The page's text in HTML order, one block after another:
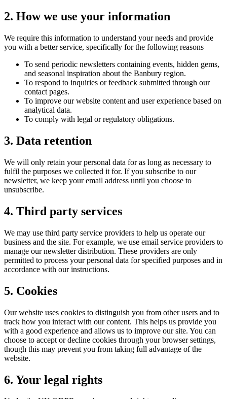
2. How we use your information​​​​‌ ‍ ​‍​‍‌‍ ‌ ​‍‌‍‍‌‌‍‌ ‌‍‍‌‌‍ ‍​‍​‍​ ‍‍​‍​‍‌ ​ ‌‍​‌‌‍ ‍‌‍‍‌‌ ‌​‌ ‍‌​‍ ‍‌‍‍‌‌‍ ​‍​‍​‍ ​​‍​‍‌‍‍​‌ ​‍‌‍‌‌‌‍‌‍​‍​‍​ ‍‍​‍​‍‌‍‍​‌ ‌​‌ ‌​‌ ​​​ ‍‍​‍ ​‍ ‌‍ ​‌‍ ‌‍​ ‌‍​‌‌‍ ​‌‍‍​‌‍ ‌ ​ ‌ ‌​​ ‍‍​ ​ ​ ​ ​ ​ ​ ​ ​‍ ‌‍‍‌‌‍ ‍‌ ‌​‌‍‌‌‌‍ ‍‌ ‌​​‍ ‌‍‌‌‌‍‌​‌‍‍‌‌ ‌​​‍ ‌‍ ‌‌‍ ‌‍‌​‌‍‌‌​ ‌‌ ​​‌ ​‍‌‍‌‌‌ ​ ‌‍‌‌‌‍ ‍‌ ‌​‌‍​‌‌ ‌​‌‍‍‌‌‍ ‌‍ ‍​ ‍ ‌‍‍‌‌‍‌​​ ‌​ ​‌‌‍‌​​ ​‌​ ​​‌‍​ ‌‍‌​​ ‍​​ ‌‍​‍ ‌‌‍​‌​ ‌‍​ ​ ​ ​‌​‍ ‌​ ‌​‌‍‌‍‌‍​‍​ ​‌​‍ ‌‌‍​‌​ ‌​‌‍‌‌‌‍‌​​‍ ‌​ ​‌​ ‌ ‌‍​‌​ ​‍‌‍​‌​ ​​​ ‌ ‌‍‌‍‌‍​‌​ ‌​​ ​​‌‍​‍​ ‍ ‌ ‌​‌ ‍‌‌ ​​‌‍‌‌​ ‌‌‍ ​‌‍‌‌‌‍‌ ‌‍​‌‌‍ ​‌‌​​‌‍​‌‌‍‌ ‌‍‌‌​ ‍ ‌ ​​‌‍​‌‌ ‌​‌‍‍​​ ‌‌‍​ ‌‍ ‌‍ ‍‌ ‌​‌‍‌‌‌‍ ‍‌ ‌​​‍‌‌​ ‌‌‌​​‍‌‌ ‌‍‍ ‌‍‌‌‌ ‍‌​‍‌‌​ ​ ‌​‌​​‍‌‌​ ​ ‌​‌​​‍‌‌​ ​‍​ ​‍​ ​​‌‍‌​‌‍‌​​ ‌‍​ ‍‌‌‍​ ​ ‌‌​ ‍​​ ‍‌​ ​ ​ ​‌​ ‌ ​‍‌‌​ ​‍​ ​‍​‍‌‌​ ‌‌‌​‌​​‍ ‍‌‍​ ‌‍‍​‌‍‍‌‌‍ ​‌‍‌​‌ ​‍‌‍‌‌‌‍ ‍​‍‌‌​ ‌‌‌​​‍‌‌ ‌‍‍ ‌‍‌‌‌ ‍‌​‍‌‌​ ​ ‌​‌​​‍‌‌​ ​ ‌​‌​​‍‌‌​ ​‍​ ​‍​ ‌‌‌‍​ ​ ‌‍​ ​‍​ ​ ‌‍‌​‌‍​‍​ ‍​​ ‌ ‌‍‌‌​ ‌‍‌‍‌‍​‍‌‌​ ​‍​ ​‍​‍‌‌​ ‌‌‌​‌​​‍ ‍‌ ‌​‌‍‌‌‌ ‍​‌ ‌​​ ‌‍​‍‌‍​‌‌ ​ ‌‍‌‌‌‌‌‌‌ ​‍‌‍ ​​ ‌‌‍‍​‌ ‌​‌ ‌​‌ ​​​‍‌‌​ ​ ‌​​‌​‍‌‌​ ​‍‌​‌‍​‍‌‌​ ​‍‌​‌‍‌‍ ​‌‍ ‌‍​ ‌‍​‌‌‍ ​‌‍‍​‌‍ ‌ ​ ‌ ‌​​‍‌‌​ ​ ‌​​‌​ ​ ​ ​ ​ ​ ​ ​ ​‍‌‍‌‍‍‌‌‍‌​​ ‌​ ​‌‌‍‌​​ ​‌​ ​​‌‍​ ‌‍‌​​ ‍​​ ‌‍​‍ ‌‌‍​‌​ ‌‍​ ​ ​ ​‌​‍ ‌​ ‌​‌‍‌‍‌‍​‍​ ​‌​‍ ‌‌‍​‌​ ‌​‌‍‌‌‌‍‌​​‍ ‌​ ​‌​ ‌ ‌‍​‌​ ​‍‌‍​‌​ ​​​ ‌ ‌‍‌‍‌‍​‌​ ‌​​ ​​‌‍​‍​‍‌‍‌ ‌​‌ ‍‌‌ ​​‌‍‌‌​ ‌‌‍ ​‌‍‌‌‌‍‌ ‌‍​‌‌‍ ​‌‌​​‌‍​‌‌‍‌ ‌‍‌‌​‍‌‍‌ ​​‌‍​‌‌ ‌​‌‍‍​​ ‌‌‍​ ‌‍ ‌‍ ‍‌ ‌​‌‍‌‌‌‍ ‍‌ ‌​​‍‌‌​ ‌‌‌​​‍‌‌ ‌‍‍ ‌‍‌‌‌ ‍‌​‍‌‌​ ​ ‌​‌​​‍‌‌​ ​ ‌​‌​​‍‌‌​ ​‍​ ​‍​ ​​‌‍‌​‌‍‌​​ ‌‍​ ‍‌‌‍​ ​ ‌‌​ ‍​​ ‍‌​ ​ ​ ​‌​ ‌ ​‍‌‌​ ​‍​ ​‍​‍‌‌​ ‌‌‌​‌​​‍ ‍‌‍​ ‌‍‍​‌‍‍‌‌‍ ​‌‍‌​‌ ​‍‌‍‌‌‌‍ ‍​‍‌‌​ ‌‌‌​​‍‌‌ ‌‍‍ ‌‍‌‌‌ ‍‌​‍‌‌​ ​ ‌​‌​​‍‌‌​ ​ ‌​‌​​‍‌‌​ ​‍​ ​‍​ ‌‌‌‍​ ​ ‌‍​ ​‍​ ​ ‌‍‌​‌‍​‍​ ‍​​ ‌ ‌‍‌‌​ ‌‍‌‍‌‍​‍‌‌​ ​‍​ ​‍​‍‌‌​ ‌‌‌​‌​​‍ ‍‌ ‌​‌‍‌‌‌ ‍​‌ ‌​​‍‌‍‌ ​​‌‍‌‌‌ ​‍‌ ​ ‌ ​​‌‍‌‌‌‍​ ‌ ‌​‌‍‍‌‌ ‌‍‌‍‌‌​ ‌‌ ​​‌ ‌‌‌‍​‍‌‍ ​‌‍‍‌‌ ​ ‌‍‍​‌‍‌‌‌‍‌​​‍​‍‌ ‌
We require this information to understand your needs and provide
you with a better service, specifically for the following reasons​​​​‌ ‍ ​‍​‍‌‍ ‌ ​‍‌‍‍‌‌‍‌ ‌‍‍‌‌‍ ‍​‍​‍​ ‍‍​‍​‍‌ ​ ‌‍​‌‌‍ ‍‌‍‍‌‌ ‌​‌ ‍‌​‍ ‍‌‍‍‌‌‍ ​‍​‍​‍ ​​‍​‍‌‍‍​‌ ​‍‌‍‌‌‌‍‌‍​‍​‍​ ‍‍​‍​‍‌‍‍​‌ ‌​‌ ‌​‌ ​​​ ‍‍​‍ ​‍ ‌‍ ​‌‍ ‌‍​ ‌‍​‌‌‍ ​‌‍‍​‌‍ ‌ ​ ‌ ‌​​ ‍‍​ ​ ​ ​ ​ ​ ​ ​ ​‍ ‌‍‍‌‌‍ ‍‌ ‌​‌‍‌‌‌‍ ‍‌ ‌​​‍ ‌‍‌‌‌‍‌​‌‍‍‌‌ ‌​​‍ ‌‍ ‌‌‍ ‌‍‌​‌‍‌‌​ ‌‌ ​​‌ ​‍‌‍‌‌‌ ​ ‌‍‌‌‌‍ ‍‌ ‌​‌‍​‌‌ ‌​‌‍‍‌‌‍ ‌‍ ‍​ ‍ ‌‍‍‌‌‍‌​​ ‌​ ​‌‌‍‌​​ ​‌​ ​​‌‍​ ‌‍‌​​ ‍​​ ‌‍​‍ ‌‌‍​‌​ ‌‍​ ​ ​ ​‌​‍ ‌​ ‌​‌‍‌‍‌‍​‍​ ​‌​‍ ‌‌‍​‌​ ‌​‌‍‌‌‌‍‌​​‍ ‌​ ​‌​ ‌ ‌‍​‌​ ​‍‌‍​‌​ ​​​ ‌ ‌‍‌‍‌‍​‌​ ‌​​ ​​‌‍​‍​ ‍ ‌ ‌​‌ ‍‌‌ ​​‌‍‌‌​ ‌‌‍ ​‌‍‌‌‌‍‌ ‌‍​‌‌‍ ​‌‌​​‌‍​‌‌‍‌ ‌‍‌‌​ ‍ ‌ ​​‌‍​‌‌ ‌​‌‍‍​​ ‌‌‍​ ‌‍ ‌‍ ‍‌ ‌​‌‍‌‌‌‍ ‍‌ ‌​​‍‌‌​ ‌‌‌​​‍‌‌ ‌‍‍ ‌‍‌‌‌ ‍‌​‍‌‌​ ​ ‌​‌​​‍‌‌​ ​ ‌​‌​​‍‌‌​ ​‍​ ​‍​ ‌‍‌‍​‍​ ‍​​ ‌‍​ ​​​ ​‌‌‍‌‍​ ‌ ‌‍​ ‌‍‌​​ ​​​ ‍‌​‍‌‌​ ​‍​ ​‍​‍‌‌​ ‌‌‌​‌​​‍ ‍‌‍​ ‌‍‍​‌‍‍‌‌‍ ​‌‍‌​‌ ​‍‌‍‌‌‌‍ ‍​‍‌‌​ ‌‌‌​​‍‌‌ ‌‍‍ ‌‍‌‌‌ ‍‌​‍‌‌​ ​ ‌​‌​​‍‌‌​ ​ ‌​‌​​‍‌‌​ ​‍​ ​‍​ ​ ​ ​‍​ ‌ ​ ‌‌​ ​‍​ ​ ‌‍‌‍​ ​‌​ ‌‌​ ‌‍​ ​​‌‍‌‍​‍‌‌​ ​‍​ ​‍​‍‌‌​ ‌‌‌​‌​​‍ ‍‌ ‌​‌‍‌‌‌ ‍​‌ ‌​​ ‌‍​‍‌‍​‌‌ ​ ‌‍‌‌‌‌‌‌‌ ​‍‌‍ ​​ ‌‌‍‍​‌ ‌​‌ ‌​‌ ​​​‍‌‌​ ​ ‌​​‌​‍‌‌​ ​‍‌​‌‍​‍‌‌​ ​‍‌​‌‍‌‍ ​‌‍ ‌‍​ ‌‍​‌‌‍ ​‌‍‍​‌‍ ‌ ​ ‌ ‌​​‍‌‌​ ​ ‌​​‌​ ​ ​ ​ ​ ​ ​ ​ ​‍‌‍‌‍‍‌‌‍‌​​ ‌​ ​‌‌‍‌​​ ​‌​ ​​‌‍​ ‌‍‌​​ ‍​​ ‌‍​‍ ‌‌‍​‌​ ‌‍​ ​ ​ ​‌​‍ ‌​ ‌​‌‍‌‍‌‍​‍​ ​‌​‍ ‌‌‍​‌​ ‌​‌‍‌‌‌‍‌​​‍ ‌​ ​‌​ ‌ ‌‍​‌​ ​‍‌‍​‌​ ​​​ ‌ ‌‍‌‍‌‍​‌​ ‌​​ ​​‌‍​‍​‍‌‍‌ ‌​‌ ‍‌‌ ​​‌‍‌‌​ ‌‌‍ ​‌‍‌‌‌‍‌ ‌‍​‌‌‍ ​‌‌​​‌‍​‌‌‍‌ ‌‍‌‌​‍‌‍‌ ​​‌‍​‌‌ ‌​‌‍‍​​ ‌‌‍​ ‌‍ ‌‍ ‍‌ ‌​‌‍‌‌‌‍ ‍‌ ‌​​‍‌‌​ ‌‌‌​​‍‌‌ ‌‍‍ ‌‍‌‌‌ ‍‌​‍‌‌​ ​ ‌​‌​​‍‌‌​ ​ ‌​‌​​‍‌‌​ ​‍​ ​‍​ ‌‍‌‍​‍​ ‍​​ ‌‍​ ​​​ ​‌‌‍‌‍​ ‌ ‌‍​ ‌‍‌​​ ​​​ ‍‌​‍‌‌​ ​‍​ ​‍​‍‌‌​ ‌‌‌​‌​​‍ ‍‌‍​ ‌‍‍​‌‍‍‌‌‍ ​‌‍‌​‌ ​‍‌‍‌‌‌‍ ‍​‍‌‌​ ‌‌‌​​‍‌‌ ‌‍‍ ‌‍‌‌‌ ‍‌​‍‌‌​ ​ ‌​‌​​‍‌‌​ ​ ‌​‌​​‍‌‌​ ​‍​ ​‍​ ​ ​ ​‍​ ‌ ​ ‌‌​ ​‍​ ​ ‌‍‌‍​ ​‌​ ‌‌​ ‌‍​ ​​‌‍‌‍​‍‌‌​ ​‍​ ​‍​‍‌‌​ ‌‌‌​‌​​‍ ‍‌ ‌​‌‍‌‌‌ ‍​‌ ‌​​‍‌‍‌ ​​‌‍‌‌‌ ​‍‌ ​ ‌ ​​‌‍‌‌‌‍​ ‌ ‌​‌‍‍‌‌ ‌‍‌‍‌‌​ ‌‌ ​​‌ ‌‌‌‍​‍‌‍ ​‌‍‍‌‌ ​ ‌‍‍​‌‍‌‌‌‍‌​​‍​‍‌ ‌
To send periodic newsletters containing events, hidden gems,
and seasonal inspiration about the Banbury region.​​​​‌ ‍ ​‍​‍‌‍ ‌ ​‍‌‍‍‌‌‍‌ ‌‍‍‌‌‍ ‍​‍​‍​ ‍‍​‍​‍‌ ​ ‌‍​‌‌‍ ‍‌‍‍‌‌ ‌​‌ ‍‌​‍ ‍‌‍‍‌‌‍ ​‍​‍​‍ ​​‍​‍‌‍‍​‌ ​‍‌‍‌‌‌‍‌‍​‍​‍​ ‍‍​‍​‍‌‍‍​‌ ‌​‌ ‌​‌ ​​​ ‍‍​‍ ​‍ ‌‍ ​‌‍ ‌‍​ ‌‍​‌‌‍ ​‌‍‍​‌‍ ‌ ​ ‌ ‌​​ ‍‍​ ​ ​ ​ ​ ​ ​ ​ ​‍ ‌‍‍‌‌‍ ‍‌ ‌​‌‍‌‌‌‍ ‍‌ ‌​​‍ ‌‍‌‌‌‍‌​‌‍‍‌‌ ‌​​‍ ‌‍ ‌‌‍ ‌‍‌​‌‍‌‌​ ‌‌ ​​‌ ​‍‌‍‌‌‌ ​ ‌‍‌‌‌‍ ‍‌ ‌​‌‍​‌‌ ‌​‌‍‍‌‌‍ ‌‍ ‍​ ‍ ‌‍‍‌‌‍‌​​ ‌​ ​‌‌‍‌​​ ​‌​ ​​‌‍​ ‌‍‌​​ ‍​​ ‌‍​‍ ‌‌‍​‌​ ‌‍​ ​ ​ ​‌​‍ ‌​ ‌​‌‍‌‍‌‍​‍​ ​‌​‍ ‌‌‍​‌​ ‌​‌‍‌‌‌‍‌​​‍ ‌​ ​‌​ ‌ ‌‍​‌​ ​‍‌‍​‌​ ​​​ ‌ ‌‍‌‍‌‍​‌​ ‌​​ ​​‌‍​‍​ ‍ ‌ ‌​‌ ‍‌‌ ​​‌‍‌‌​ ‌‌‍ ​‌‍‌‌‌‍‌ ‌‍​‌‌‍ ​‌‌​​‌‍​‌‌‍‌ ‌‍‌‌​ ‍ ‌ ​​‌‍​‌‌ ‌​‌‍‍​​ ‌‌‍​ ‌‍ ‌‍ ‍‌ ‌​‌‍‌‌‌‍ ‍‌ ‌​​‍‌‌​ ‌‌‌​​‍‌‌ ‌‍‍ ‌‍‌‌‌ ‍‌​‍‌‌​ ​ ‌​‌​​‍‌‌​ ​ ‌​‌​​‍‌‌​ ​‍​ ​‍​ ‌​​ ​‍‌‍​ ​ ‌‌‌‍​ ​ ​ ‌‍‌‍​ ‌‍‌‍‌‍​ ‌​​ ‌‌‌‍‌‍​‍‌‌​ ​‍​ ​‍​‍‌‌​ ‌‌‌​‌​​‍ ‍‌‍​ ‌‍‍​‌‍‍‌‌‍ ​‌‍‌​‌ ​‍‌‍‌‌‌‍ ‍​‍‌‌​ ‌‌‌​​‍‌‌ ‌‍‍ ‌‍‌‌‌ ‍‌​‍‌‌​ ​ ‌​‌​​‍‌‌​ ​ ‌​‌​​‍‌‌​ ​‍​ ​‍‌‍‌‍‌‍​‍‌‍‌‌​ ​‍​ ‌ ‌‍​‌​ ‌​‌‍​ ‌‍‌‌‌‍​‌​ ‌‍​ ‍‌​‍‌‌​ ​‍​ ​‍​‍‌‌​ ‌‌‌​‌​​‍ ‍‌ ‌​‌‍‌‌‌ ‍​‌ ‌​​ ‌‍​‍‌‍​‌‌ ​ ‌‍‌‌‌‌‌‌‌ ​‍‌‍ ​​ ‌‌‍‍​‌ ‌​‌ ‌​‌ ​​​‍‌‌​ ​ ‌​​‌​‍‌‌​ ​‍‌​‌‍​‍‌‌​ ​‍‌​‌‍‌‍ ​‌‍ ‌‍​ ‌‍​‌‌‍ ​‌‍‍​‌‍ ‌ ​ ‌ ‌​​‍‌‌​ ​ ‌​​‌​ ​ ​ ​ ​ ​ ​ ​ ​‍‌‍‌‍‍‌‌‍‌​​ ‌​ ​‌‌‍‌​​ ​‌​ ​​‌‍​ ‌‍‌​​ ‍​​ ‌‍​‍ ‌‌‍​‌​ ‌‍​ ​ ​ ​‌​‍ ‌​ ‌​‌‍‌‍‌‍​‍​ ​‌​‍ ‌‌‍​‌​ ‌​‌‍‌‌‌‍‌​​‍ ‌​ ​‌​ ‌ ‌‍​‌​ ​‍‌‍​‌​ ​​​ ‌ ‌‍‌‍‌‍​‌​ ‌​​ ​​‌‍​‍​‍‌‍‌ ‌​‌ ‍‌‌ ​​‌‍‌‌​ ‌‌‍ ​‌‍‌‌‌‍‌ ‌‍​‌‌‍ ​‌‌​​‌‍​‌‌‍‌ ‌‍‌‌​‍‌‍‌ ​​‌‍​‌‌ ‌​‌‍‍​​ ‌‌‍​ ‌‍ ‌‍ ‍‌ ‌​‌‍‌‌‌‍ ‍‌ ‌​​‍‌‌​ ‌‌‌​​‍‌‌ ‌‍‍ ‌‍‌‌‌ ‍‌​‍‌‌​ ​ ‌​‌​​‍‌‌​ ​ ‌​‌​​‍‌‌​ ​‍​ ​‍​ ‌​​ ​‍‌‍​ ​ ‌‌‌‍​ ​ ​ ‌‍‌‍​ ‌‍‌‍‌‍​ ‌​​ ‌‌‌‍‌‍​‍‌‌​ ​‍​ ​‍​‍‌‌​ ‌‌‌​‌​​‍ ‍‌‍​ ‌‍‍​‌‍‍‌‌‍ ​‌‍‌​‌ ​‍‌‍‌‌‌‍ ‍​‍‌‌​ ‌‌‌​​‍‌‌ ‌‍‍ ‌‍‌‌‌ ‍‌​‍‌‌​ ​ ‌​‌​​‍‌‌​ ​ ‌​‌​​‍‌‌​ ​‍​ ​‍‌‍‌‍‌‍​‍‌‍‌‌​ ​‍​ ‌ ‌‍​‌​ ‌​‌‍​ ‌‍‌‌‌‍​‌​ ‌‍​ ‍‌​‍‌‌​ ​‍​ ​‍​‍‌‌​ ‌‌‌​‌​​‍ ‍‌ ‌​‌‍‌‌‌ ‍​‌ ‌​​‍‌‍‌ ​​‌‍‌‌‌ ​‍‌ ​ ‌ ​​‌‍‌‌‌‍​ ‌ ‌​‌‍‍‌‌ ‌‍‌‍‌‌​ ‌‌ ​​‌ ‌‌‌‍​‍‌‍ ​‌‍‍‌‌ ​ ‌‍‍​‌‍‌‌‌‍‌​​‍​‍‌ ‌
To respond to inquiries or feedback submitted through our
contact pages.​​​​‌ ‍ ​‍​‍‌‍ ‌ ​‍‌‍‍‌‌‍‌ ‌‍‍‌‌‍ ‍​‍​‍​ ‍‍​‍​‍‌ ​ ‌‍​‌‌‍ ‍‌‍‍‌‌ ‌​‌ ‍‌​‍ ‍‌‍‍‌‌‍ ​‍​‍​‍ ​​‍​‍‌‍‍​‌ ​‍‌‍‌‌‌‍‌‍​‍​‍​ ‍‍​‍​‍‌‍‍​‌ ‌​‌ ‌​‌ ​​​ ‍‍​‍ ​‍ ‌‍ ​‌‍ ‌‍​ ‌‍​‌‌‍ ​‌‍‍​‌‍ ‌ ​ ‌ ‌​​ ‍‍​ ​ ​ ​ ​ ​ ​ ​ ​‍ ‌‍‍‌‌‍ ‍‌ ‌​‌‍‌‌‌‍ ‍‌ ‌​​‍ ‌‍‌‌‌‍‌​‌‍‍‌‌ ‌​​‍ ‌‍ ‌‌‍ ‌‍‌​‌‍‌‌​ ‌‌ ​​‌ ​‍‌‍‌‌‌ ​ ‌‍‌‌‌‍ ‍‌ ‌​‌‍​‌‌ ‌​‌‍‍‌‌‍ ‌‍ ‍​ ‍ ‌‍‍‌‌‍‌​​ ‌​ ​‌‌‍‌​​ ​‌​ ​​‌‍​ ‌‍‌​​ ‍​​ ‌‍​‍ ‌‌‍​‌​ ‌‍​ ​ ​ ​‌​‍ ‌​ ‌​‌‍‌‍‌‍​‍​ ​‌​‍ ‌‌‍​‌​ ‌​‌‍‌‌‌‍‌​​‍ ‌​ ​‌​ ‌ ‌‍​‌​ ​‍‌‍​‌​ ​​​ ‌ ‌‍‌‍‌‍​‌​ ‌​​ ​​‌‍​‍​ ‍ ‌ ‌​‌ ‍‌‌ ​​‌‍‌‌​ ‌‌‍ ​‌‍‌‌‌‍‌ ‌‍​‌‌‍ ​‌‌​​‌‍​‌‌‍‌ ‌‍‌‌​ ‍ ‌ ​​‌‍​‌‌ ‌​‌‍‍​​ ‌‌‍​ ‌‍ ‌‍ ‍‌ ‌​‌‍‌‌‌‍ ‍‌ ‌​​‍‌‌​ ‌‌‌​​‍‌‌ ‌‍‍ ‌‍‌‌‌ ‍‌​‍‌‌​ ​ ‌​‌​​‍‌‌​ ​ ‌​‌​​‍‌‌​ ​‍​ ​‍‌‍‌​‌‍‌‍​ ​‌​ ​​‌‍‌​‌‍‌​‌‍‌​‌‍​‍​ ​ ​ ‍​‌‍​‍​ ‌ ​‍‌‌​ ​‍​ ​‍​‍‌‌​ ‌‌‌​‌​​‍ ‍‌‍​ ‌‍‍​‌‍‍‌‌‍ ​‌‍‌​‌ ​‍‌‍‌‌‌‍ ‍​‍‌‌​ ‌‌‌​​‍‌‌ ‌‍‍ ‌‍‌‌‌ ‍‌​‍‌‌​ ​ ‌​‌​​‍‌‌​ ​ ‌​‌​​‍‌‌​ ​‍​ ​‍‌‍‌‌​ ‌‌​ ‌‍​ ​ ​ ‌​​ ‌​​ ‌‌​ ​‌​ ​ ‌‍​‌​ ​‌​ ‌ ​‍‌‌​ ​‍​ ​‍​‍‌‌​ ‌‌‌​‌​​‍ ‍‌ ‌​‌‍‌‌‌ ‍​‌ ‌​​ ‌‍​‍‌‍​‌‌ ​ ‌‍‌‌‌‌‌‌‌ ​‍‌‍ ​​ ‌‌‍‍​‌ ‌​‌ ‌​‌ ​​​‍‌‌​ ​ ‌​​‌​‍‌‌​ ​‍‌​‌‍​‍‌‌​ ​‍‌​‌‍‌‍ ​‌‍ ‌‍​ ‌‍​‌‌‍ ​‌‍‍​‌‍ ‌ ​ ‌ ‌​​‍‌‌​ ​ ‌​​‌​ ​ ​ ​ ​ ​ ​ ​ ​‍‌‍‌‍‍‌‌‍‌​​ ‌​ ​‌‌‍‌​​ ​‌​ ​​‌‍​ ‌‍‌​​ ‍​​ ‌‍​‍ ‌‌‍​‌​ ‌‍​ ​ ​ ​‌​‍ ‌​ ‌​‌‍‌‍‌‍​‍​ ​‌​‍ ‌‌‍​‌​ ‌​‌‍‌‌‌‍‌​​‍ ‌​ ​‌​ ‌ ‌‍​‌​ ​‍‌‍​‌​ ​​​ ‌ ‌‍‌‍‌‍​‌​ ‌​​ ​​‌‍​‍​‍‌‍‌ ‌​‌ ‍‌‌ ​​‌‍‌‌​ ‌‌‍ ​‌‍‌‌‌‍‌ ‌‍​‌‌‍ ​‌‌​​‌‍​‌‌‍‌ ‌‍‌‌​‍‌‍‌ ​​‌‍​‌‌ ‌​‌‍‍​​ ‌‌‍​ ‌‍ ‌‍ ‍‌ ‌​‌‍‌‌‌‍ ‍‌ ‌​​‍‌‌​ ‌‌‌​​‍‌‌ ‌‍‍ ‌‍‌‌‌ ‍‌​‍‌‌​ ​ ‌​‌​​‍‌‌​ ​ ‌​‌​​‍‌‌​ ​‍​ ​‍‌‍‌​‌‍‌‍​ ​‌​ ​​‌‍‌​‌‍‌​‌‍‌​‌‍​‍​ ​ ​ ‍​‌‍​‍​ ‌ ​‍‌‌​ ​‍​ ​‍​‍‌‌​ ‌‌‌​‌​​‍ ‍‌‍​ ‌‍‍​‌‍‍‌‌‍ ​‌‍‌​‌ ​‍‌‍‌‌‌‍ ‍​‍‌‌​ ‌‌‌​​‍‌‌ ‌‍‍ ‌‍‌‌‌ ‍‌​‍‌‌​ ​ ‌​‌​​‍‌‌​ ​ ‌​‌​​‍‌‌​ ​‍​ ​‍‌‍‌‌​ ‌‌​ ‌‍​ ​ ​ ‌​​ ‌​​ ‌‌​ ​‌​ ​ ‌‍​‌​ ​‌​ ‌ ​‍‌‌​ ​‍​ ​‍​‍‌‌​ ‌‌‌​‌​​‍ ‍‌ ‌​‌‍‌‌‌ ‍​‌ ‌​​‍‌‍‌ ​​‌‍‌‌‌ ​‍‌ ​ ‌ ​​‌‍‌‌‌‍​ ‌ ‌​‌‍‍‌‌ ‌‍‌‍‌‌​ ‌‌ ​​‌ ‌‌‌‍​‍‌‍ ​‌‍‍‌‌ ​ ‌‍‍​‌‍‌‌‌‍‌​​‍​‍‌ ‌
To improve our website content and user experience based on
analytical data.​​​​‌ ‍ ​‍​‍‌‍ ‌ ​‍‌‍‍‌‌‍‌ ‌‍‍‌‌‍ ‍​‍​‍​ ‍‍​‍​‍‌ ​ ‌‍​‌‌‍ ‍‌‍‍‌‌ ‌​‌ ‍‌​‍ ‍‌‍‍‌‌‍ ​‍​‍​‍ ​​‍​‍‌‍‍​‌ ​‍‌‍‌‌‌‍‌‍​‍​‍​ ‍‍​‍​‍‌‍‍​‌ ‌​‌ ‌​‌ ​​​ ‍‍​‍ ​‍ ‌‍ ​‌‍ ‌‍​ ‌‍​‌‌‍ ​‌‍‍​‌‍ ‌ ​ ‌ ‌​​ ‍‍​ ​ ​ ​ ​ ​ ​ ​ ​‍ ‌‍‍‌‌‍ ‍‌ ‌​‌‍‌‌‌‍ ‍‌ ‌​​‍ ‌‍‌‌‌‍‌​‌‍‍‌‌ ‌​​‍ ‌‍ ‌‌‍ ‌‍‌​‌‍‌‌​ ‌‌ ​​‌ ​‍‌‍‌‌‌ ​ ‌‍‌‌‌‍ ‍‌ ‌​‌‍​‌‌ ‌​‌‍‍‌‌‍ ‌‍ ‍​ ‍ ‌‍‍‌‌‍‌​​ ‌​ ​‌‌‍‌​​ ​‌​ ​​‌‍​ ‌‍‌​​ ‍​​ ‌‍​‍ ‌‌‍​‌​ ‌‍​ ​ ​ ​‌​‍ ‌​ ‌​‌‍‌‍‌‍​‍​ ​‌​‍ ‌‌‍​‌​ ‌​‌‍‌‌‌‍‌​​‍ ‌​ ​‌​ ‌ ‌‍​‌​ ​‍‌‍​‌​ ​​​ ‌ ‌‍‌‍‌‍​‌​ ‌​​ ​​‌‍​‍​ ‍ ‌ ‌​‌ ‍‌‌ ​​‌‍‌‌​ ‌‌‍ ​‌‍‌‌‌‍‌ ‌‍​‌‌‍ ​‌‌​​‌‍​‌‌‍‌ ‌‍‌‌​ ‍ ‌ ​​‌‍​‌‌ ‌​‌‍‍​​ ‌‌‍​ ‌‍ ‌‍ ‍‌ ‌​‌‍‌‌‌‍ ‍‌ ‌​​‍‌‌​ ‌‌‌​​‍‌‌ ‌‍‍ ‌‍‌‌‌ ‍‌​‍‌‌​ ​ ‌​‌​​‍‌‌​ ​ ‌​‌​​‍‌‌​ ​‍​ ​‍​ ‍​​ ‌‌​ ‌​​ ‍​‌‍‌​​ ​‌‌‍‌​‌‍​‌​ ​ ​ ‌ ​ ‌‍‌‍‌​​‍‌‌​ ​‍​ ​‍​‍‌‌​ ‌‌‌​‌​​‍ ‍‌‍​ ‌‍‍​‌‍‍‌‌‍ ​‌‍‌​‌ ​‍‌‍‌‌‌‍ ‍​‍‌‌​ ‌‌‌​​‍‌‌ ‌‍‍ ‌‍‌‌‌ ‍‌​‍‌‌​ ​ ‌​‌​​‍‌‌​ ​ ‌​‌​​‍‌‌​ ​‍​ ​‍​ ‌‍​ ‌‍‌‍‌‌‌‍‌‌​ ​‌​ ​‌​ ​‍​ ‌‍​ ‌‌​ ​ ​ ‌​​ ‌‌​‍‌‌​ ​‍​ ​‍​‍‌‌​ ‌‌‌​‌​​‍ ‍‌ ‌​‌‍‌‌‌ ‍​‌ ‌​​ ‌‍​‍‌‍​‌‌ ​ ‌‍‌‌‌‌‌‌‌ ​‍‌‍ ​​ ‌‌‍‍​‌ ‌​‌ ‌​‌ ​​​‍‌‌​ ​ ‌​​‌​‍‌‌​ ​‍‌​‌‍​‍‌‌​ ​‍‌​‌‍‌‍ ​‌‍ ‌‍​ ‌‍​‌‌‍ ​‌‍‍​‌‍ ‌ ​ ‌ ‌​​‍‌‌​ ​ ‌​​‌​ ​ ​ ​ ​ ​ ​ ​ ​‍‌‍‌‍‍‌‌‍‌​​ ‌​ ​‌‌‍‌​​ ​‌​ ​​‌‍​ ‌‍‌​​ ‍​​ ‌‍​‍ ‌‌‍​‌​ ‌‍​ ​ ​ ​‌​‍ ‌​ ‌​‌‍‌‍‌‍​‍​ ​‌​‍ ‌‌‍​‌​ ‌​‌‍‌‌‌‍‌​​‍ ‌​ ​‌​ ‌ ‌‍​‌​ ​‍‌‍​‌​ ​​​ ‌ ‌‍‌‍‌‍​‌​ ‌​​ ​​‌‍​‍​‍‌‍‌ ‌​‌ ‍‌‌ ​​‌‍‌‌​ ‌‌‍ ​‌‍‌‌‌‍‌ ‌‍​‌‌‍ ​‌‌​​‌‍​‌‌‍‌ ‌‍‌‌​‍‌‍‌ ​​‌‍​‌‌ ‌​‌‍‍​​ ‌‌‍​ ‌‍ ‌‍ ‍‌ ‌​‌‍‌‌‌‍ ‍‌ ‌​​‍‌‌​ ‌‌‌​​‍‌‌ ‌‍‍ ‌‍‌‌‌ ‍‌​‍‌‌​ ​ ‌​‌​​‍‌‌​ ​ ‌​‌​​‍‌‌​ ​‍​ ​‍​ ‍​​ ‌‌​ ‌​​ ‍​‌‍‌​​ ​‌‌‍‌​‌‍​‌​ ​ ​ ‌ ​ ‌‍‌‍‌​​‍‌‌​ ​‍​ ​‍​‍‌‌​ ‌‌‌​‌​​‍ ‍‌‍​ ‌‍‍​‌‍‍‌‌‍ ​‌‍‌​‌ ​‍‌‍‌‌‌‍ ‍​‍‌‌​ ‌‌‌​​‍‌‌ ‌‍‍ ‌‍‌‌‌ ‍‌​‍‌‌​ ​ ‌​‌​​‍‌‌​ ​ ‌​‌​​‍‌‌​ ​‍​ ​‍​ ‌‍​ ‌‍‌‍‌‌‌‍‌‌​ ​‌​ ​‌​ ​‍​ ‌‍​ ‌‌​ ​ ​ ‌​​ ‌‌​‍‌‌​ ​‍​ ​‍​‍‌‌​ ‌‌‌​‌​​‍ ‍‌ ‌​‌‍‌‌‌ ‍​‌ ‌​​‍‌‍‌ ​​‌‍‌‌‌ ​‍‌ ​ ‌ ​​‌‍‌‌‌‍​ ‌ ‌​‌‍‍‌‌ ‌‍‌‍‌‌​ ‌‌ ​​‌ ‌‌‌‍​‍‌‍ ​‌‍‍‌‌ ​ ‌‍‍​‌‍‌‌‌‍‌​​‍​‍‌ ‌
To comply with legal or regulatory obligations.​​​​‌ ‍ ​‍​‍‌‍ ‌ ​‍‌‍‍‌‌‍‌ ‌‍‍‌‌‍ ‍​‍​‍​ ‍‍​‍​‍‌ ​ ‌‍​‌‌‍ ‍‌‍‍‌‌ ‌​‌ ‍‌​‍ ‍‌‍‍‌‌‍ ​‍​‍​‍ ​​‍​‍‌‍‍​‌ ​‍‌‍‌‌‌‍‌‍​‍​‍​ ‍‍​‍​‍‌‍‍​‌ ‌​‌ ‌​‌ ​​​ ‍‍​‍ ​‍ ‌‍ ​‌‍ ‌‍​ ‌‍​‌‌‍ ​‌‍‍​‌‍ ‌ ​ ‌ ‌​​ ‍‍​ ​ ​ ​ ​ ​ ​ ​ ​‍ ‌‍‍‌‌‍ ‍‌ ‌​‌‍‌‌‌‍ ‍‌ ‌​​‍ ‌‍‌‌‌‍‌​‌‍‍‌‌ ‌​​‍ ‌‍ ‌‌‍ ‌‍‌​‌‍‌‌​ ‌‌ ​​‌ ​‍‌‍‌‌‌ ​ ‌‍‌‌‌‍ ‍‌ ‌​‌‍​‌‌ ‌​‌‍‍‌‌‍ ‌‍ ‍​ ‍ ‌‍‍‌‌‍‌​​ ‌​ ​‌‌‍‌​​ ​‌​ ​​‌‍​ ‌‍‌​​ ‍​​ ‌‍​‍ ‌‌‍​‌​ ‌‍​ ​ ​ ​‌​‍ ‌​ ‌​‌‍‌‍‌‍​‍​ ​‌​‍ ‌‌‍​‌​ ‌​‌‍‌‌‌‍‌​​‍ ‌​ ​‌​ ‌ ‌‍​‌​ ​‍‌‍​‌​ ​​​ ‌ ‌‍‌‍‌‍​‌​ ‌​​ ​​‌‍​‍​ ‍ ‌ ‌​‌ ‍‌‌ ​​‌‍‌‌​ ‌‌‍ ​‌‍‌‌‌‍‌ ‌‍​‌‌‍ ​‌‌​​‌‍​‌‌‍‌ ‌‍‌‌​ ‍ ‌ ​​‌‍​‌‌ ‌​‌‍‍​​ ‌‌‍​ ‌‍ ‌‍ ‍‌ ‌​‌‍‌‌‌‍ ‍‌ ‌​​‍‌‌​ ‌‌‌​​‍‌‌ ‌‍‍ ‌‍‌‌‌ ‍‌​‍‌‌​ ​ ‌​‌​​‍‌‌​ ​ ‌​‌​​‍‌‌​ ​‍​ ​‍​ ‌‍​ ‌​​ ‍‌​ ​ ‌‍‌‍‌‍​‍​ ​‌​ ‍‌​ ‌‍​ ​‍‌‍​‍​ ​‍​‍‌‌​ ​‍​ ​‍​‍‌‌​ ‌‌‌​‌​​‍ ‍‌‍​ ‌‍‍​‌‍‍‌‌‍ ​‌‍‌​‌ ​‍‌‍‌‌‌‍ ‍​‍‌‌​ ‌‌‌​​‍‌‌ ‌‍‍ ‌‍‌‌‌ ‍‌​‍‌‌​ ​ ‌​‌​​‍‌‌​ ​ ‌​‌​​‍‌‌​ ​‍​ ​‍​ ‍‌‌‍‌‍​ ‌​​ ‌‌‌‍‌​​ ​​​ ‌‍​ ‍​‌‍​‌​ ‍​​ ‍​​ ‌​​‍‌‌​ ​‍​ ​‍​‍‌‌​ ‌‌‌​‌​​‍ ‍‌ ‌​‌‍‌‌‌ ‍​‌ ‌​​ ‌‍​‍‌‍​‌‌ ​ ‌‍‌‌‌‌‌‌‌ ​‍‌‍ ​​ ‌‌‍‍​‌ ‌​‌ ‌​‌ ​​​‍‌‌​ ​ ‌​​‌​‍‌‌​ ​‍‌​‌‍​‍‌‌​ ​‍‌​‌‍‌‍ ​‌‍ ‌‍​ ‌‍​‌‌‍ ​‌‍‍​‌‍ ‌ ​ ‌ ‌​​‍‌‌​ ​ ‌​​‌​ ​ ​ ​ ​ ​ ​ ​ ​‍‌‍‌‍‍‌‌‍‌​​ ‌​ ​‌‌‍‌​​ ​‌​ ​​‌‍​ ‌‍‌​​ ‍​​ ‌‍​‍ ‌‌‍​‌​ ‌‍​ ​ ​ ​‌​‍ ‌​ ‌​‌‍‌‍‌‍​‍​ ​‌​‍ ‌‌‍​‌​ ‌​‌‍‌‌‌‍‌​​‍ ‌​ ​‌​ ‌ ‌‍​‌​ ​‍‌‍​‌​ ​​​ ‌ ‌‍‌‍‌‍​‌​ ‌​​ ​​‌‍​‍​‍‌‍‌ ‌​‌ ‍‌‌ ​​‌‍‌‌​ ‌‌‍ ​‌‍‌‌‌‍‌ ‌‍​‌‌‍ ​‌‌​​‌‍​‌‌‍‌ ‌‍‌‌​‍‌‍‌ ​​‌‍​‌‌ ‌​‌‍‍​​ ‌‌‍​ ‌‍ ‌‍ ‍‌ ‌​‌‍‌‌‌‍ ‍‌ ‌​​‍‌‌​ ‌‌‌​​‍‌‌ ‌‍‍ ‌‍‌‌‌ ‍‌​‍‌‌​ ​ ‌​‌​​‍‌‌​ ​ ‌​‌​​‍‌‌​ ​‍​ ​‍​ ‌‍​ ‌​​ ‍‌​ ​ ‌‍‌‍‌‍​‍​ ​‌​ ‍‌​ ‌‍​ ​‍‌‍​‍​ ​‍​‍‌‌​ ​‍​ ​‍​‍‌‌​ ‌‌‌​‌​​‍ ‍‌‍​ ‌‍‍​‌‍‍‌‌‍ ​‌‍‌​‌ ​‍‌‍‌‌‌‍ ‍​‍‌‌​ ‌‌‌​​‍‌‌ ‌‍‍ ‌‍‌‌‌ ‍‌​‍‌‌​ ​ ‌​‌​​‍‌‌​ ​ ‌​‌​​‍‌‌​ ​‍​ ​‍​ ‍‌‌‍‌‍​ ‌​​ ‌‌‌‍‌​​ ​​​ ‌‍​ ‍​‌‍​‌​ ‍​​ ‍​​ ‌​​‍‌‌​ ​‍​ ​‍​‍‌‌​ ‌‌‌​‌​​‍ ‍‌ ‌​‌‍‌‌‌ ‍​‌ ‌​​‍‌‍‌ ​​‌‍‌‌‌ ​‍‌ ​ ‌ ​​‌‍‌‌‌‍​ ‌ ‌​‌‍‍‌‌ ‌‍‌‍‌‌​ ‌‌ ​​‌ ‌‌‌‍​‍‌‍ ​‌‍‍‌‌ ​ ‌‍‍​‌‍‌‌‌‍‌​​‍​‍‌ ‌
3. Data retention​​​​‌ ‍ ​‍​‍‌‍ ‌ ​‍‌‍‍‌‌‍‌ ‌‍‍‌‌‍ ‍​‍​‍​ ‍‍​‍​‍‌ ​ ‌‍​‌‌‍ ‍‌‍‍‌‌ ‌​‌ ‍‌​‍ ‍‌‍‍‌‌‍ ​‍​‍​‍ ​​‍​‍‌‍‍​‌ ​‍‌‍‌‌‌‍‌‍​‍​‍​ ‍‍​‍​‍‌‍‍​‌ ‌​‌ ‌​‌ ​​​ ‍‍​‍ ​‍ ‌‍ ​‌‍ ‌‍​ ‌‍​‌‌‍ ​‌‍‍​‌‍ ‌ ​ ‌ ‌​​ ‍‍​ ​ ​ ​ ​ ​ ​ ​ ​‍ ‌‍‍‌‌‍ ‍‌ ‌​‌‍‌‌‌‍ ‍‌ ‌​​‍ ‌‍‌‌‌‍‌​‌‍‍‌‌ ‌​​‍ ‌‍ ‌‌‍ ‌‍‌​‌‍‌‌​ ‌‌ ​​‌ ​‍‌‍‌‌‌ ​ ‌‍‌‌‌‍ ‍‌ ‌​‌‍​‌‌ ‌​‌‍‍‌‌‍ ‌‍ ‍​ ‍ ‌‍‍‌‌‍‌​​ ‌​ ​‌‌‍‌​​ ​‌​ ​​‌‍​ ‌‍‌​​ ‍​​ ‌‍​‍ ‌‌‍​‌​ ‌‍​ ​ ​ ​‌​‍ ‌​ ‌​‌‍‌‍‌‍​‍​ ​‌​‍ ‌‌‍​‌​ ‌​‌‍‌‌‌‍‌​​‍ ‌​ ​‌​ ‌ ‌‍​‌​ ​‍‌‍​‌​ ​​​ ‌ ‌‍‌‍‌‍​‌​ ‌​​ ​​‌‍​‍​ ‍ ‌ ‌​‌ ‍‌‌ ​​‌‍‌‌​ ‌‌‍ ​‌‍‌‌‌‍‌ ‌‍​‌‌‍ ​‌‌​​‌‍​‌‌‍‌ ‌‍‌‌​ ‍ ‌ ​​‌‍​‌‌ ‌​‌‍‍​​ ‌‌‍​ ‌‍ ‌‍ ‍‌ ‌​‌‍‌‌‌‍ ‍‌ ‌​​‍‌‌​ ‌‌‌​​‍‌‌ ‌‍‍ ‌‍‌‌‌ ‍‌​‍‌‌​ ​ ‌​‌​​‍‌‌​ ​ ‌​‌​​‍‌‌​ ​‍​ ​‍​ ‍​‌‍‌‌​ ​​​ ‌​​ ‌​​ ​‌​ ​ ‌‍​‌‌‍‌‍​ ‌ ​ ​‍‌‍​‌​‍‌‌​ ​‍​ ​‍​‍‌‌​ ‌‌‌​‌​​‍ ‍‌‍​ ‌‍‍​‌‍‍‌‌‍ ​‌‍‌​‌ ​‍‌‍‌‌‌‍ ‍​‍‌‌​ ‌‌‌​​‍‌‌ ‌‍‍ ‌‍‌‌‌ ‍‌​‍‌‌​ ​ ‌​‌​​‍‌‌​ ​ ‌​‌​​‍‌‌​ ​‍​ ​‍‌‍​ ​ ​‌‌‍​‌​ ‍​‌‍​‍​ ‌‌​ ‍​​ ‍‌​ ‍‌‌‍​‍​ ‌‍‌‍‌‍​‍‌‌​ ​‍​ ​‍​‍‌‌​ ‌‌‌​‌​​‍ ‍‌ ‌​‌‍‌‌‌ ‍​‌ ‌​​ ‌‍​‍‌‍​‌‌ ​ ‌‍‌‌‌‌‌‌‌ ​‍‌‍ ​​ ‌‌‍‍​‌ ‌​‌ ‌​‌ ​​​‍‌‌​ ​ ‌​​‌​‍‌‌​ ​‍‌​‌‍​‍‌‌​ ​‍‌​‌‍‌‍ ​‌‍ ‌‍​ ‌‍​‌‌‍ ​‌‍‍​‌‍ ‌ ​ ‌ ‌​​‍‌‌​ ​ ‌​​‌​ ​ ​ ​ ​ ​ ​ ​ ​‍‌‍‌‍‍‌‌‍‌​​ ‌​ ​‌‌‍‌​​ ​‌​ ​​‌‍​ ‌‍‌​​ ‍​​ ‌‍​‍ ‌‌‍​‌​ ‌‍​ ​ ​ ​‌​‍ ‌​ ‌​‌‍‌‍‌‍​‍​ ​‌​‍ ‌‌‍​‌​ ‌​‌‍‌‌‌‍‌​​‍ ‌​ ​‌​ ‌ ‌‍​‌​ ​‍‌‍​‌​ ​​​ ‌ ‌‍‌‍‌‍​‌​ ‌​​ ​​‌‍​‍​‍‌‍‌ ‌​‌ ‍‌‌ ​​‌‍‌‌​ ‌‌‍ ​‌‍‌‌‌‍‌ ‌‍​‌‌‍ ​‌‌​​‌‍​‌‌‍‌ ‌‍‌‌​‍‌‍‌ ​​‌‍​‌‌ ‌​‌‍‍​​ ‌‌‍​ ‌‍ ‌‍ ‍‌ ‌​‌‍‌‌‌‍ ‍‌ ‌​​‍‌‌​ ‌‌‌​​‍‌‌ ‌‍‍ ‌‍‌‌‌ ‍‌​‍‌‌​ ​ ‌​‌​​‍‌‌​ ​ ‌​‌​​‍‌‌​ ​‍​ ​‍​ ‍​‌‍‌‌​ ​​​ ‌​​ ‌​​ ​‌​ ​ ‌‍​‌‌‍‌‍​ ‌ ​ ​‍‌‍​‌​‍‌‌​ ​‍​ ​‍​‍‌‌​ ‌‌‌​‌​​‍ ‍‌‍​ ‌‍‍​‌‍‍‌‌‍ ​‌‍‌​‌ ​‍‌‍‌‌‌‍ ‍​‍‌‌​ ‌‌‌​​‍‌‌ ‌‍‍ ‌‍‌‌‌ ‍‌​‍‌‌​ ​ ‌​‌​​‍‌‌​ ​ ‌​‌​​‍‌‌​ ​‍​ ​‍‌‍​ ​ ​‌‌‍​‌​ ‍​‌‍​‍​ ‌‌​ ‍​​ ‍‌​ ‍‌‌‍​‍​ ‌‍‌‍‌‍​‍‌‌​ ​‍​ ​‍​‍‌‌​ ‌‌‌​‌​​‍ ‍‌ ‌​‌‍‌‌‌ ‍​‌ ‌​​‍‌‍‌ ​​‌‍‌‌‌ ​‍‌ ​ ‌ ​​‌‍‌‌‌‍​ ‌ ‌​‌‍‍‌‌ ‌‍‌‍‌‌​ ‌‌ ​​‌ ‌‌‌‍​‍‌‍ ​‌‍‍‌‌ ​ ‌‍‍​‌‍‌‌‌‍‌​​‍​‍‌ ‌
We will only retain your personal data for as long as necessary to
fulfil the purposes we collected it for. If you subscribe to our
newsletter, we keep your email address until you choose to
unsubscribe.​​​​‌ ‍ ​‍​‍‌‍ ‌ ​‍‌‍‍‌‌‍‌ ‌‍‍‌‌‍ ‍​‍​‍​ ‍‍​‍​‍‌ ​ ‌‍​‌‌‍ ‍‌‍‍‌‌ ‌​‌ ‍‌​‍ ‍‌‍‍‌‌‍ ​‍​‍​‍ ​​‍​‍‌‍‍​‌ ​‍‌‍‌‌‌‍‌‍​‍​‍​ ‍‍​‍​‍‌‍‍​‌ ‌​‌ ‌​‌ ​​​ ‍‍​‍ ​‍ ‌‍ ​‌‍ ‌‍​ ‌‍​‌‌‍ ​‌‍‍​‌‍ ‌ ​ ‌ ‌​​ ‍‍​ ​ ​ ​ ​ ​ ​ ​ ​‍ ‌‍‍‌‌‍ ‍‌ ‌​‌‍‌‌‌‍ ‍‌ ‌​​‍ ‌‍‌‌‌‍‌​‌‍‍‌‌ ‌​​‍ ‌‍ ‌‌‍ ‌‍‌​‌‍‌‌​ ‌‌ ​​‌ ​‍‌‍‌‌‌ ​ ‌‍‌‌‌‍ ‍‌ ‌​‌‍​‌‌ ‌​‌‍‍‌‌‍ ‌‍ ‍​ ‍ ‌‍‍‌‌‍‌​​ ‌​ ​‌‌‍‌​​ ​‌​ ​​‌‍​ ‌‍‌​​ ‍​​ ‌‍​‍ ‌‌‍​‌​ ‌‍​ ​ ​ ​‌​‍ ‌​ ‌​‌‍‌‍‌‍​‍​ ​‌​‍ ‌‌‍​‌​ ‌​‌‍‌‌‌‍‌​​‍ ‌​ ​‌​ ‌ ‌‍​‌​ ​‍‌‍​‌​ ​​​ ‌ ‌‍‌‍‌‍​‌​ ‌​​ ​​‌‍​‍​ ‍ ‌ ‌​‌ ‍‌‌ ​​‌‍‌‌​ ‌‌‍ ​‌‍‌‌‌‍‌ ‌‍​‌‌‍ ​‌‌​​‌‍​‌‌‍‌ ‌‍‌‌​ ‍ ‌ ​​‌‍​‌‌ ‌​‌‍‍​​ ‌‌‍​ ‌‍ ‌‍ ‍‌ ‌​‌‍‌‌‌‍ ‍‌ ‌​​‍‌‌​ ‌‌‌​​‍‌‌ ‌‍‍ ‌‍‌‌‌ ‍‌​‍‌‌​ ​ ‌​‌​​‍‌‌​ ​ ‌​‌​​‍‌‌​ ​‍​ ​‍​ ‌​‌‍‌​​ ‌‌​ ​‍​ ‌‍​ ​ ​ ‍‌​ ‌‌‌‍​‍‌‍​‌​ ‍​​ ‌‌​‍‌‌​ ​‍​ ​‍​‍‌‌​ ‌‌‌​‌​​‍ ‍‌‍​ ‌‍‍​‌‍‍‌‌‍ ​‌‍‌​‌ ​‍‌‍‌‌‌‍ ‍​‍‌‌​ ‌‌‌​​‍‌‌ ‌‍‍ ‌‍‌‌‌ ‍‌​‍‌‌​ ​ ‌​‌​​‍‌‌​ ​ ‌​‌​​‍‌‌​ ​‍​ ​‍​ ​‍​ ‌‍‌‍‌‍​ ‌ ​ ​‍​ ​‌​ ‍‌​ ​‌​ ‌‍​ ‌‌‌‍‌‍‌‍​‍​‍‌‌​ ​‍​ ​‍​‍‌‌​ ‌‌‌​‌​​‍ ‍‌ ‌​‌‍‌‌‌ ‍​‌ ‌​​ ‌‍​‍‌‍​‌‌ ​ ‌‍‌‌‌‌‌‌‌ ​‍‌‍ ​​ ‌‌‍‍​‌ ‌​‌ ‌​‌ ​​​‍‌‌​ ​ ‌​​‌​‍‌‌​ ​‍‌​‌‍​‍‌‌​ ​‍‌​‌‍‌‍ ​‌‍ ‌‍​ ‌‍​‌‌‍ ​‌‍‍​‌‍ ‌ ​ ‌ ‌​​‍‌‌​ ​ ‌​​‌​ ​ ​ ​ ​ ​ ​ ​ ​‍‌‍‌‍‍‌‌‍‌​​ ‌​ ​‌‌‍‌​​ ​‌​ ​​‌‍​ ‌‍‌​​ ‍​​ ‌‍​‍ ‌‌‍​‌​ ‌‍​ ​ ​ ​‌​‍ ‌​ ‌​‌‍‌‍‌‍​‍​ ​‌​‍ ‌‌‍​‌​ ‌​‌‍‌‌‌‍‌​​‍ ‌​ ​‌​ ‌ ‌‍​‌​ ​‍‌‍​‌​ ​​​ ‌ ‌‍‌‍‌‍​‌​ ‌​​ ​​‌‍​‍​‍‌‍‌ ‌​‌ ‍‌‌ ​​‌‍‌‌​ ‌‌‍ ​‌‍‌‌‌‍‌ ‌‍​‌‌‍ ​‌‌​​‌‍​‌‌‍‌ ‌‍‌‌​‍‌‍‌ ​​‌‍​‌‌ ‌​‌‍‍​​ ‌‌‍​ ‌‍ ‌‍ ‍‌ ‌​‌‍‌‌‌‍ ‍‌ ‌​​‍‌‌​ ‌‌‌​​‍‌‌ ‌‍‍ ‌‍‌‌‌ ‍‌​‍‌‌​ ​ ‌​‌​​‍‌‌​ ​ ‌​‌​​‍‌‌​ ​‍​ ​‍​ ‌​‌‍‌​​ ‌‌​ ​‍​ ‌‍​ ​ ​ ‍‌​ ‌‌‌‍​‍‌‍​‌​ ‍​​ ‌‌​‍‌‌​ ​‍​ ​‍​‍‌‌​ ‌‌‌​‌​​‍ ‍‌‍​ ‌‍‍​‌‍‍‌‌‍ ​‌‍‌​‌ ​‍‌‍‌‌‌‍ ‍​‍‌‌​ ‌‌‌​​‍‌‌ ‌‍‍ ‌‍‌‌‌ ‍‌​‍‌‌​ ​ ‌​‌​​‍‌‌​ ​ ‌​‌​​‍‌‌​ ​‍​ ​‍​ ​‍​ ‌‍‌‍‌‍​ ‌ ​ ​‍​ ​‌​ ‍‌​ ​‌​ ‌‍​ ‌‌‌‍‌‍‌‍​‍​‍‌‌​ ​‍​ ​‍​‍‌‌​ ‌‌‌​‌​​‍ ‍‌ ‌​‌‍‌‌‌ ‍​‌ ‌​​‍‌‍‌ ​​‌‍‌‌‌ ​‍‌ ​ ‌ ​​‌‍‌‌‌‍​ ‌ ‌​‌‍‍‌‌ ‌‍‌‍‌‌​ ‌‌ ​​‌ ‌‌‌‍​‍‌‍ ​‌‍‍‌‌ ​ ‌‍‍​‌‍‌‌‌‍‌​​‍​‍‌ ‌
4. Third party services​​​​‌ ‍ ​‍​‍‌‍ ‌ ​‍‌‍‍‌‌‍‌ ‌‍‍‌‌‍ ‍​‍​‍​ ‍‍​‍​‍‌ ​ ‌‍​‌‌‍ ‍‌‍‍‌‌ ‌​‌ ‍‌​‍ ‍‌‍‍‌‌‍ ​‍​‍​‍ ​​‍​‍‌‍‍​‌ ​‍‌‍‌‌‌‍‌‍​‍​‍​ ‍‍​‍​‍‌‍‍​‌ ‌​‌ ‌​‌ ​​​ ‍‍​‍ ​‍ ‌‍ ​‌‍ ‌‍​ ‌‍​‌‌‍ ​‌‍‍​‌‍ ‌ ​ ‌ ‌​​ ‍‍​ ​ ​ ​ ​ ​ ​ ​ ​‍ ‌‍‍‌‌‍ ‍‌ ‌​‌‍‌‌‌‍ ‍‌ ‌​​‍ ‌‍‌‌‌‍‌​‌‍‍‌‌ ‌​​‍ ‌‍ ‌‌‍ ‌‍‌​‌‍‌‌​ ‌‌ ​​‌ ​‍‌‍‌‌‌ ​ ‌‍‌‌‌‍ ‍‌ ‌​‌‍​‌‌ ‌​‌‍‍‌‌‍ ‌‍ ‍​ ‍ ‌‍‍‌‌‍‌​​ ‌​ ​‌‌‍‌​​ ​‌​ ​​‌‍​ ‌‍‌​​ ‍​​ ‌‍​‍ ‌‌‍​‌​ ‌‍​ ​ ​ ​‌​‍ ‌​ ‌​‌‍‌‍‌‍​‍​ ​‌​‍ ‌‌‍​‌​ ‌​‌‍‌‌‌‍‌​​‍ ‌​ ​‌​ ‌ ‌‍​‌​ ​‍‌‍​‌​ ​​​ ‌ ‌‍‌‍‌‍​‌​ ‌​​ ​​‌‍​‍​ ‍ ‌ ‌​‌ ‍‌‌ ​​‌‍‌‌​ ‌‌‍ ​‌‍‌‌‌‍‌ ‌‍​‌‌‍ ​‌‌​​‌‍​‌‌‍‌ ‌‍‌‌​ ‍ ‌ ​​‌‍​‌‌ ‌​‌‍‍​​ ‌‌‍​ ‌‍ ‌‍ ‍‌ ‌​‌‍‌‌‌‍ ‍‌ ‌​​‍‌‌​ ‌‌‌​​‍‌‌ ‌‍‍ ‌‍‌‌‌ ‍‌​‍‌‌​ ​ ‌​‌​​‍‌‌​ ​ ‌​‌​​‍‌‌​ ​‍​ ​‍​ ‌ ‌‍​‌​ ‍​​ ‍‌‌‍‌​​ ‌‍‌‍‌​​ ‍​‌‍‌‍‌‍‌‌‌‍‌​​ ‌‍​‍‌‌​ ​‍​ ​‍​‍‌‌​ ‌‌‌​‌​​‍ ‍‌‍​ ‌‍‍​‌‍‍‌‌‍ ​‌‍‌​‌ ​‍‌‍‌‌‌‍ ‍​‍‌‌​ ‌‌‌​​‍‌‌ ‌‍‍ ‌‍‌‌‌ ‍‌​‍‌‌​ ​ ‌​‌​​‍‌‌​ ​ ‌​‌​​‍‌‌​ ​‍​ ​‍​ ​‌‌‍‌‍​ ‍​​ ​‍‌‍‌​​ ​‍​ ​‌​ ‍​​ ‌‍‌‍‌​​ ‌‍​ ‍‌​‍‌‌​ ​‍​ ​‍​‍‌‌​ ‌‌‌​‌​​‍ ‍‌ ‌​‌‍‌‌‌ ‍​‌ ‌​​ ‌‍​‍‌‍​‌‌ ​ ‌‍‌‌‌‌‌‌‌ ​‍‌‍ ​​ ‌‌‍‍​‌ ‌​‌ ‌​‌ ​​​‍‌‌​ ​ ‌​​‌​‍‌‌​ ​‍‌​‌‍​‍‌‌​ ​‍‌​‌‍‌‍ ​‌‍ ‌‍​ ‌‍​‌‌‍ ​‌‍‍​‌‍ ‌ ​ ‌ ‌​​‍‌‌​ ​ ‌​​‌​ ​ ​ ​ ​ ​ ​ ​ ​‍‌‍‌‍‍‌‌‍‌​​ ‌​ ​‌‌‍‌​​ ​‌​ ​​‌‍​ ‌‍‌​​ ‍​​ ‌‍​‍ ‌‌‍​‌​ ‌‍​ ​ ​ ​‌​‍ ‌​ ‌​‌‍‌‍‌‍​‍​ ​‌​‍ ‌‌‍​‌​ ‌​‌‍‌‌‌‍‌​​‍ ‌​ ​‌​ ‌ ‌‍​‌​ ​‍‌‍​‌​ ​​​ ‌ ‌‍‌‍‌‍​‌​ ‌​​ ​​‌‍​‍​‍‌‍‌ ‌​‌ ‍‌‌ ​​‌‍‌‌​ ‌‌‍ ​‌‍‌‌‌‍‌ ‌‍​‌‌‍ ​‌‌​​‌‍​‌‌‍‌ ‌‍‌‌​‍‌‍‌ ​​‌‍​‌‌ ‌​‌‍‍​​ ‌‌‍​ ‌‍ ‌‍ ‍‌ ‌​‌‍‌‌‌‍ ‍‌ ‌​​‍‌‌​ ‌‌‌​​‍‌‌ ‌‍‍ ‌‍‌‌‌ ‍‌​‍‌‌​ ​ ‌​‌​​‍‌‌​ ​ ‌​‌​​‍‌‌​ ​‍​ ​‍​ ‌ ‌‍​‌​ ‍​​ ‍‌‌‍‌​​ ‌‍‌‍‌​​ ‍​‌‍‌‍‌‍‌‌‌‍‌​​ ‌‍​‍‌‌​ ​‍​ ​‍​‍‌‌​ ‌‌‌​‌​​‍ ‍‌‍​ ‌‍‍​‌‍‍‌‌‍ ​‌‍‌​‌ ​‍‌‍‌‌‌‍ ‍​‍‌‌​ ‌‌‌​​‍‌‌ ‌‍‍ ‌‍‌‌‌ ‍‌​‍‌‌​ ​ ‌​‌​​‍‌‌​ ​ ‌​‌​​‍‌‌​ ​‍​ ​‍​ ​‌‌‍‌‍​ ‍​​ ​‍‌‍‌​​ ​‍​ ​‌​ ‍​​ ‌‍‌‍‌​​ ‌‍​ ‍‌​‍‌‌​ ​‍​ ​‍​‍‌‌​ ‌‌‌​‌​​‍ ‍‌ ‌​‌‍‌‌‌ ‍​‌ ‌​​‍‌‍‌ ​​‌‍‌‌‌ ​‍‌ ​ ‌ ​​‌‍‌‌‌‍​ ‌ ‌​‌‍‍‌‌ ‌‍‌‍‌‌​ ‌‌ ​​‌ ‌‌‌‍​‍‌‍ ​‌‍‍‌‌ ​ ‌‍‍​‌‍‌‌‌‍‌​​‍​‍‌ ‌
We may use third party service providers to help us operate our
business and the site. For example, we use email service providers to
manage our newsletter distribution. These providers are only
permitted to process your personal data for specified purposes and in
accordance with our instructions.​​​​‌ ‍ ​‍​‍‌‍ ‌ ​‍‌‍‍‌‌‍‌ ‌‍‍‌‌‍ ‍​‍​‍​ ‍‍​‍​‍‌ ​ ‌‍​‌‌‍ ‍‌‍‍‌‌ ‌​‌ ‍‌​‍ ‍‌‍‍‌‌‍ ​‍​‍​‍ ​​‍​‍‌‍‍​‌ ​‍‌‍‌‌‌‍‌‍​‍​‍​ ‍‍​‍​‍‌‍‍​‌ ‌​‌ ‌​‌ ​​​ ‍‍​‍ ​‍ ‌‍ ​‌‍ ‌‍​ ‌‍​‌‌‍ ​‌‍‍​‌‍ ‌ ​ ‌ ‌​​ ‍‍​ ​ ​ ​ ​ ​ ​ ​ ​‍ ‌‍‍‌‌‍ ‍‌ ‌​‌‍‌‌‌‍ ‍‌ ‌​​‍ ‌‍‌‌‌‍‌​‌‍‍‌‌ ‌​​‍ ‌‍ ‌‌‍ ‌‍‌​‌‍‌‌​ ‌‌ ​​‌ ​‍‌‍‌‌‌ ​ ‌‍‌‌‌‍ ‍‌ ‌​‌‍​‌‌ ‌​‌‍‍‌‌‍ ‌‍ ‍​ ‍ ‌‍‍‌‌‍‌​​ ‌​ ​‌‌‍‌​​ ​‌​ ​​‌‍​ ‌‍‌​​ ‍​​ ‌‍​‍ ‌‌‍​‌​ ‌‍​ ​ ​ ​‌​‍ ‌​ ‌​‌‍‌‍‌‍​‍​ ​‌​‍ ‌‌‍​‌​ ‌​‌‍‌‌‌‍‌​​‍ ‌​ ​‌​ ‌ ‌‍​‌​ ​‍‌‍​‌​ ​​​ ‌ ‌‍‌‍‌‍​‌​ ‌​​ ​​‌‍​‍​ ‍ ‌ ‌​‌ ‍‌‌ ​​‌‍‌‌​ ‌‌‍ ​‌‍‌‌‌‍‌ ‌‍​‌‌‍ ​‌‌​​‌‍​‌‌‍‌ ‌‍‌‌​ ‍ ‌ ​​‌‍​‌‌ ‌​‌‍‍​​ ‌‌‍​ ‌‍ ‌‍ ‍‌ ‌​‌‍‌‌‌‍ ‍‌ ‌​​‍‌‌​ ‌‌‌​​‍‌‌ ‌‍‍ ‌‍‌‌‌ ‍‌​‍‌‌​ ​ ‌​‌​​‍‌‌​ ​ ‌​‌​​‍‌‌​ ​‍​ ​‍‌‍​‌​ ‌​​ ‌‍​ ​ ​ ‌ ​ ​​​ ​‌​ ​‍‌‍‌‌​ ‌‍​ ‌‍​ ​‌​‍‌‌​ ​‍​ ​‍​‍‌‌​ ‌‌‌​‌​​‍ ‍‌‍​ ‌‍‍​‌‍‍‌‌‍ ​‌‍‌​‌ ​‍‌‍‌‌‌‍ ‍​‍‌‌​ ‌‌‌​​‍‌‌ ‌‍‍ ‌‍‌‌‌ ‍‌​‍‌‌​ ​ ‌​‌​​‍‌‌​ ​ ‌​‌​​‍‌‌​ ​‍​ ​‍​ ‌‌‌‍​‍​ ‍​​ ​‌‌‍​ ​ ‍‌​ ​‌​ ​‌​ ​​​ ​‌‌‍​‍​ ‌ ​‍‌‌​ ​‍​ ​‍​‍‌‌​ ‌‌‌​‌​​‍ ‍‌ ‌​‌‍‌‌‌ ‍​‌ ‌​​ ‌‍​‍‌‍​‌‌ ​ ‌‍‌‌‌‌‌‌‌ ​‍‌‍ ​​ ‌‌‍‍​‌ ‌​‌ ‌​‌ ​​​‍‌‌​ ​ ‌​​‌​‍‌‌​ ​‍‌​‌‍​‍‌‌​ ​‍‌​‌‍‌‍ ​‌‍ ‌‍​ ‌‍​‌‌‍ ​‌‍‍​‌‍ ‌ ​ ‌ ‌​​‍‌‌​ ​ ‌​​‌​ ​ ​ ​ ​ ​ ​ ​ ​‍‌‍‌‍‍‌‌‍‌​​ ‌​ ​‌‌‍‌​​ ​‌​ ​​‌‍​ ‌‍‌​​ ‍​​ ‌‍​‍ ‌‌‍​‌​ ‌‍​ ​ ​ ​‌​‍ ‌​ ‌​‌‍‌‍‌‍​‍​ ​‌​‍ ‌‌‍​‌​ ‌​‌‍‌‌‌‍‌​​‍ ‌​ ​‌​ ‌ ‌‍​‌​ ​‍‌‍​‌​ ​​​ ‌ ‌‍‌‍‌‍​‌​ ‌​​ ​​‌‍​‍​‍‌‍‌ ‌​‌ ‍‌‌ ​​‌‍‌‌​ ‌‌‍ ​‌‍‌‌‌‍‌ ‌‍​‌‌‍ ​‌‌​​‌‍​‌‌‍‌ ‌‍‌‌​‍‌‍‌ ​​‌‍​‌‌ ‌​‌‍‍​​ ‌‌‍​ ‌‍ ‌‍ ‍‌ ‌​‌‍‌‌‌‍ ‍‌ ‌​​‍‌‌​ ‌‌‌​​‍‌‌ ‌‍‍ ‌‍‌‌‌ ‍‌​‍‌‌​ ​ ‌​‌​​‍‌‌​ ​ ‌​‌​​‍‌‌​ ​‍​ ​‍‌‍​‌​ ‌​​ ‌‍​ ​ ​ ‌ ​ ​​​ ​‌​ ​‍‌‍‌‌​ ‌‍​ ‌‍​ ​‌​‍‌‌​ ​‍​ ​‍​‍‌‌​ ‌‌‌​‌​​‍ ‍‌‍​ ‌‍‍​‌‍‍‌‌‍ ​‌‍‌​‌ ​‍‌‍‌‌‌‍ ‍​‍‌‌​ ‌‌‌​​‍‌‌ ‌‍‍ ‌‍‌‌‌ ‍‌​‍‌‌​ ​ ‌​‌​​‍‌‌​ ​ ‌​‌​​‍‌‌​ ​‍​ ​‍​ ‌‌‌‍​‍​ ‍​​ ​‌‌‍​ ​ ‍‌​ ​‌​ ​‌​ ​​​ ​‌‌‍​‍​ ‌ ​‍‌‌​ ​‍​ ​‍​‍‌‌​ ‌‌‌​‌​​‍ ‍‌ ‌​‌‍‌‌‌ ‍​‌ ‌​​‍‌‍‌ ​​‌‍‌‌‌ ​‍‌ ​ ‌ ​​‌‍‌‌‌‍​ ‌ ‌​‌‍‍‌‌ ‌‍‌‍‌‌​ ‌‌ ​​‌ ‌‌‌‍​‍‌‍ ​‌‍‍‌‌ ​ ‌‍‍​‌‍‌‌‌‍‌​​‍​‍‌ ‌
5. Cookies​​​​‌ ‍ ​‍​‍‌‍ ‌ ​‍‌‍‍‌‌‍‌ ‌‍‍‌‌‍ ‍​‍​‍​ ‍‍​‍​‍‌ ​ ‌‍​‌‌‍ ‍‌‍‍‌‌ ‌​‌ ‍‌​‍ ‍‌‍‍‌‌‍ ​‍​‍​‍ ​​‍​‍‌‍‍​‌ ​‍‌‍‌‌‌‍‌‍​‍​‍​ ‍‍​‍​‍‌‍‍​‌ ‌​‌ ‌​‌ ​​​ ‍‍​‍ ​‍ ‌‍ ​‌‍ ‌‍​ ‌‍​‌‌‍ ​‌‍‍​‌‍ ‌ ​ ‌ ‌​​ ‍‍​ ​ ​ ​ ​ ​ ​ ​ ​‍ ‌‍‍‌‌‍ ‍‌ ‌​‌‍‌‌‌‍ ‍‌ ‌​​‍ ‌‍‌‌‌‍‌​‌‍‍‌‌ ‌​​‍ ‌‍ ‌‌‍ ‌‍‌​‌‍‌‌​ ‌‌ ​​‌ ​‍‌‍‌‌‌ ​ ‌‍‌‌‌‍ ‍‌ ‌​‌‍​‌‌ ‌​‌‍‍‌‌‍ ‌‍ ‍​ ‍ ‌‍‍‌‌‍‌​​ ‌​ ​‌‌‍‌​​ ​‌​ ​​‌‍​ ‌‍‌​​ ‍​​ ‌‍​‍ ‌‌‍​‌​ ‌‍​ ​ ​ ​‌​‍ ‌​ ‌​‌‍‌‍‌‍​‍​ ​‌​‍ ‌‌‍​‌​ ‌​‌‍‌‌‌‍‌​​‍ ‌​ ​‌​ ‌ ‌‍​‌​ ​‍‌‍​‌​ ​​​ ‌ ‌‍‌‍‌‍​‌​ ‌​​ ​​‌‍​‍​ ‍ ‌ ‌​‌ ‍‌‌ ​​‌‍‌‌​ ‌‌‍ ​‌‍‌‌‌‍‌ ‌‍​‌‌‍ ​‌‌​​‌‍​‌‌‍‌ ‌‍‌‌​ ‍ ‌ ​​‌‍​‌‌ ‌​‌‍‍​​ ‌‌‍​ ‌‍ ‌‍ ‍‌ ‌​‌‍‌‌‌‍ ‍‌ ‌​​‍‌‌​ ‌‌‌​​‍‌‌ ‌‍‍ ‌‍‌‌‌ ‍‌​‍‌‌​ ​ ‌​‌​​‍‌‌​ ​ ‌​‌​​‍‌‌​ ​‍​ ​‍​ ​‌‌‍​‍‌‍‌​‌‍​‍​ ‌​​ ‍‌​ ‌ ​ ‍‌​ ‌​​ ‌​‌‍‌​​ ‌‍​‍‌‌​ ​‍​ ​‍​‍‌‌​ ‌‌‌​‌​​‍ ‍‌‍​ ‌‍‍​‌‍‍‌‌‍ ​‌‍‌​‌ ​‍‌‍‌‌‌‍ ‍​‍‌‌​ ‌‌‌​​‍‌‌ ‌‍‍ ‌‍‌‌‌ ‍‌​‍‌‌​ ​ ‌​‌​​‍‌‌​ ​ ‌​‌​​‍‌‌​ ​‍​ ​‍​ ‌‍‌‍‌‍​ ‌‍‌‍‌​​ ‍​​ ‍‌​ ‌‌​ ‍​‌‍​ ‌‍‌‌‌‍‌‌​ ‍‌​‍‌‌​ ​‍​ ​‍​‍‌‌​ ‌‌‌​‌​​‍ ‍‌ ‌​‌‍‌‌‌ ‍​‌ ‌​​ ‌‍​‍‌‍​‌‌ ​ ‌‍‌‌‌‌‌‌‌ ​‍‌‍ ​​ ‌‌‍‍​‌ ‌​‌ ‌​‌ ​​​‍‌‌​ ​ ‌​​‌​‍‌‌​ ​‍‌​‌‍​‍‌‌​ ​‍‌​‌‍‌‍ ​‌‍ ‌‍​ ‌‍​‌‌‍ ​‌‍‍​‌‍ ‌ ​ ‌ ‌​​‍‌‌​ ​ ‌​​‌​ ​ ​ ​ ​ ​ ​ ​ ​‍‌‍‌‍‍‌‌‍‌​​ ‌​ ​‌‌‍‌​​ ​‌​ ​​‌‍​ ‌‍‌​​ ‍​​ ‌‍​‍ ‌‌‍​‌​ ‌‍​ ​ ​ ​‌​‍ ‌​ ‌​‌‍‌‍‌‍​‍​ ​‌​‍ ‌‌‍​‌​ ‌​‌‍‌‌‌‍‌​​‍ ‌​ ​‌​ ‌ ‌‍​‌​ ​‍‌‍​‌​ ​​​ ‌ ‌‍‌‍‌‍​‌​ ‌​​ ​​‌‍​‍​‍‌‍‌ ‌​‌ ‍‌‌ ​​‌‍‌‌​ ‌‌‍ ​‌‍‌‌‌‍‌ ‌‍​‌‌‍ ​‌‌​​‌‍​‌‌‍‌ ‌‍‌‌​‍‌‍‌ ​​‌‍​‌‌ ‌​‌‍‍​​ ‌‌‍​ ‌‍ ‌‍ ‍‌ ‌​‌‍‌‌‌‍ ‍‌ ‌​​‍‌‌​ ‌‌‌​​‍‌‌ ‌‍‍ ‌‍‌‌‌ ‍‌​‍‌‌​ ​ ‌​‌​​‍‌‌​ ​ ‌​‌​​‍‌‌​ ​‍​ ​‍​ ​‌‌‍​‍‌‍‌​‌‍​‍​ ‌​​ ‍‌​ ‌ ​ ‍‌​ ‌​​ ‌​‌‍‌​​ ‌‍​‍‌‌​ ​‍​ ​‍​‍‌‌​ ‌‌‌​‌​​‍ ‍‌‍​ ‌‍‍​‌‍‍‌‌‍ ​‌‍‌​‌ ​‍‌‍‌‌‌‍ ‍​‍‌‌​ ‌‌‌​​‍‌‌ ‌‍‍ ‌‍‌‌‌ ‍‌​‍‌‌​ ​ ‌​‌​​‍‌‌​ ​ ‌​‌​​‍‌‌​ ​‍​ ​‍​ ‌‍‌‍‌‍​ ‌‍‌‍‌​​ ‍​​ ‍‌​ ‌‌​ ‍​‌‍​ ‌‍‌‌‌‍‌‌​ ‍‌​‍‌‌​ ​‍​ ​‍​‍‌‌​ ‌‌‌​‌​​‍ ‍‌ ‌​‌‍‌‌‌ ‍​‌ ‌​​‍‌‍‌ ​​‌‍‌‌‌ ​‍‌ ​ ‌ ​​‌‍‌‌‌‍​ ‌ ‌​‌‍‍‌‌ ‌‍‌‍‌‌​ ‌‌ ​​‌ ‌‌‌‍​‍‌‍ ​‌‍‍‌‌ ​ ‌‍‍​‌‍‌‌‌‍‌​​‍​‍‌ ‌
Our website uses cookies to distinguish you from other users and to
track how you interact with our content. This helps us provide you
with a good experience and allows us to improve our site. You can
choose to accept or decline cookies through your browser settings,
though this may prevent you from taking full advantage of the
website.​​​​‌ ‍ ​‍​‍‌‍ ‌ ​‍‌‍‍‌‌‍‌ ‌‍‍‌‌‍ ‍​‍​‍​ ‍‍​‍​‍‌ ​ ‌‍​‌‌‍ ‍‌‍‍‌‌ ‌​‌ ‍‌​‍ ‍‌‍‍‌‌‍ ​‍​‍​‍ ​​‍​‍‌‍‍​‌ ​‍‌‍‌‌‌‍‌‍​‍​‍​ ‍‍​‍​‍‌‍‍​‌ ‌​‌ ‌​‌ ​​​ ‍‍​‍ ​‍ ‌‍ ​‌‍ ‌‍​ ‌‍​‌‌‍ ​‌‍‍​‌‍ ‌ ​ ‌ ‌​​ ‍‍​ ​ ​ ​ ​ ​ ​ ​ ​‍ ‌‍‍‌‌‍ ‍‌ ‌​‌‍‌‌‌‍ ‍‌ ‌​​‍ ‌‍‌‌‌‍‌​‌‍‍‌‌ ‌​​‍ ‌‍ ‌‌‍ ‌‍‌​‌‍‌‌​ ‌‌ ​​‌ ​‍‌‍‌‌‌ ​ ‌‍‌‌‌‍ ‍‌ ‌​‌‍​‌‌ ‌​‌‍‍‌‌‍ ‌‍ ‍​ ‍ ‌‍‍‌‌‍‌​​ ‌​ ​‌‌‍‌​​ ​‌​ ​​‌‍​ ‌‍‌​​ ‍​​ ‌‍​‍ ‌‌‍​‌​ ‌‍​ ​ ​ ​‌​‍ ‌​ ‌​‌‍‌‍‌‍​‍​ ​‌​‍ ‌‌‍​‌​ ‌​‌‍‌‌‌‍‌​​‍ ‌​ ​‌​ ‌ ‌‍​‌​ ​‍‌‍​‌​ ​​​ ‌ ‌‍‌‍‌‍​‌​ ‌​​ ​​‌‍​‍​ ‍ ‌ ‌​‌ ‍‌‌ ​​‌‍‌‌​ ‌‌‍ ​‌‍‌‌‌‍‌ ‌‍​‌‌‍ ​‌‌​​‌‍​‌‌‍‌ ‌‍‌‌​ ‍ ‌ ​​‌‍​‌‌ ‌​‌‍‍​​ ‌‌‍​ ‌‍ ‌‍ ‍‌ ‌​‌‍‌‌‌‍ ‍‌ ‌​​‍‌‌​ ‌‌‌​​‍‌‌ ‌‍‍ ‌‍‌‌‌ ‍‌​‍‌‌​ ​ ‌​‌​​‍‌‌​ ​ ‌​‌​​‍‌‌​ ​‍​ ​‍‌‍‌‌​ ‌​​ ‌​​ ​‌‌‍​ ​ ​‍‌‍‌​​ ‌‍​ ‌ ​ ​ ‌‍​‍​ ‌‍​‍‌‌​ ​‍​ ​‍​‍‌‌​ ‌‌‌​‌​​‍ ‍‌‍​ ‌‍‍​‌‍‍‌‌‍ ​‌‍‌​‌ ​‍‌‍‌‌‌‍ ‍​‍‌‌​ ‌‌‌​​‍‌‌ ‌‍‍ ‌‍‌‌‌ ‍‌​‍‌‌​ ​ ‌​‌​​‍‌‌​ ​ ‌​‌​​‍‌‌​ ​‍​ ​‍​ ​​‌‍​‍​ ​​‌‍​ ‌‍‌‍​ ‍​​ ‍‌​ ​‍‌‍​ ​ ‌‍​ ‌‍​ ​ ​‍‌‌​ ​‍​ ​‍​‍‌‌​ ‌‌‌​‌​​‍ ‍‌ ‌​‌‍‌‌‌ ‍​‌ ‌​​ ‌‍​‍‌‍​‌‌ ​ ‌‍‌‌‌‌‌‌‌ ​‍‌‍ ​​ ‌‌‍‍​‌ ‌​‌ ‌​‌ ​​​‍‌‌​ ​ ‌​​‌​‍‌‌​ ​‍‌​‌‍​‍‌‌​ ​‍‌​‌‍‌‍ ​‌‍ ‌‍​ ‌‍​‌‌‍ ​‌‍‍​‌‍ ‌ ​ ‌ ‌​​‍‌‌​ ​ ‌​​‌​ ​ ​ ​ ​ ​ ​ ​ ​‍‌‍‌‍‍‌‌‍‌​​ ‌​ ​‌‌‍‌​​ ​‌​ ​​‌‍​ ‌‍‌​​ ‍​​ ‌‍​‍ ‌‌‍​‌​ ‌‍​ ​ ​ ​‌​‍ ‌​ ‌​‌‍‌‍‌‍​‍​ ​‌​‍ ‌‌‍​‌​ ‌​‌‍‌‌‌‍‌​​‍ ‌​ ​‌​ ‌ ‌‍​‌​ ​‍‌‍​‌​ ​​​ ‌ ‌‍‌‍‌‍​‌​ ‌​​ ​​‌‍​‍​‍‌‍‌ ‌​‌ ‍‌‌ ​​‌‍‌‌​ ‌‌‍ ​‌‍‌‌‌‍‌ ‌‍​‌‌‍ ​‌‌​​‌‍​‌‌‍‌ ‌‍‌‌​‍‌‍‌ ​​‌‍​‌‌ ‌​‌‍‍​​ ‌‌‍​ ‌‍ ‌‍ ‍‌ ‌​‌‍‌‌‌‍ ‍‌ ‌​​‍‌‌​ ‌‌‌​​‍‌‌ ‌‍‍ ‌‍‌‌‌ ‍‌​‍‌‌​ ​ ‌​‌​​‍‌‌​ ​ ‌​‌​​‍‌‌​ ​‍​ ​‍‌‍‌‌​ ‌​​ ‌​​ ​‌‌‍​ ​ ​‍‌‍‌​​ ‌‍​ ‌ ​ ​ ‌‍​‍​ ‌‍​‍‌‌​ ​‍​ ​‍​‍‌‌​ ‌‌‌​‌​​‍ ‍‌‍​ ‌‍‍​‌‍‍‌‌‍ ​‌‍‌​‌ ​‍‌‍‌‌‌‍ ‍​‍‌‌​ ‌‌‌​​‍‌‌ ‌‍‍ ‌‍‌‌‌ ‍‌​‍‌‌​ ​ ‌​‌​​‍‌‌​ ​ ‌​‌​​‍‌‌​ ​‍​ ​‍​ ​​‌‍​‍​ ​​‌‍​ ‌‍‌‍​ ‍​​ ‍‌​ ​‍‌‍​ ​ ‌‍​ ‌‍​ ​ ​‍‌‌​ ​‍​ ​‍​‍‌‌​ ‌‌‌​‌​​‍ ‍‌ ‌​‌‍‌‌‌ ‍​‌ ‌​​‍‌‍‌ ​​‌‍‌‌‌ ​‍‌ ​ ‌ ​​‌‍‌‌‌‍​ ‌ ‌​‌‍‍‌‌ ‌‍‌‍‌‌​ ‌‌ ​​‌ ‌‌‌‍​‍‌‍ ​‌‍‍‌‌ ​ ‌‍‍​‌‍‌‌‌‍‌​​‍​‍‌ ‌
6. Your legal rights​​​​‌ ‍ ​‍​‍‌‍ ‌ ​‍‌‍‍‌‌‍‌ ‌‍‍‌‌‍ ‍​‍​‍​ ‍‍​‍​‍‌ ​ ‌‍​‌‌‍ ‍‌‍‍‌‌ ‌​‌ ‍‌​‍ ‍‌‍‍‌‌‍ ​‍​‍​‍ ​​‍​‍‌‍‍​‌ ​‍‌‍‌‌‌‍‌‍​‍​‍​ ‍‍​‍​‍‌‍‍​‌ ‌​‌ ‌​‌ ​​​ ‍‍​‍ ​‍ ‌‍ ​‌‍ ‌‍​ ‌‍​‌‌‍ ​‌‍‍​‌‍ ‌ ​ ‌ ‌​​ ‍‍​ ​ ​ ​ ​ ​ ​ ​ ​‍ ‌‍‍‌‌‍ ‍‌ ‌​‌‍‌‌‌‍ ‍‌ ‌​​‍ ‌‍‌‌‌‍‌​‌‍‍‌‌ ‌​​‍ ‌‍ ‌‌‍ ‌‍‌​‌‍‌‌​ ‌‌ ​​‌ ​‍‌‍‌‌‌ ​ ‌‍‌‌‌‍ ‍‌ ‌​‌‍​‌‌ ‌​‌‍‍‌‌‍ ‌‍ ‍​ ‍ ‌‍‍‌‌‍‌​​ ‌​ ​‌‌‍‌​​ ​‌​ ​​‌‍​ ‌‍‌​​ ‍​​ ‌‍​‍ ‌‌‍​‌​ ‌‍​ ​ ​ ​‌​‍ ‌​ ‌​‌‍‌‍‌‍​‍​ ​‌​‍ ‌‌‍​‌​ ‌​‌‍‌‌‌‍‌​​‍ ‌​ ​‌​ ‌ ‌‍​‌​ ​‍‌‍​‌​ ​​​ ‌ ‌‍‌‍‌‍​‌​ ‌​​ ​​‌‍​‍​ ‍ ‌ ‌​‌ ‍‌‌ ​​‌‍‌‌​ ‌‌‍ ​‌‍‌‌‌‍‌ ‌‍​‌‌‍ ​‌‌​​‌‍​‌‌‍‌ ‌‍‌‌​ ‍ ‌ ​​‌‍​‌‌ ‌​‌‍‍​​ ‌‌‍​ ‌‍ ‌‍ ‍‌ ‌​‌‍‌‌‌‍ ‍‌ ‌​​‍‌‌​ ‌‌‌​​‍‌‌ ‌‍‍ ‌‍‌‌‌ ‍‌​‍‌‌​ ​ ‌​‌​​‍‌‌​ ​ ‌​‌​​‍‌‌​ ​‍​ ​‍‌‍​‍‌‍​ ​ ‌‍​ ‍​‌‍​‍​ ​ ​ ‍​‌‍‌​‌‍‌‌‌‍‌​​ ​ ​ ‌​​‍‌‌​ ​‍​ ​‍​‍‌‌​ ‌‌‌​‌​​‍ ‍‌‍​ ‌‍‍​‌‍‍‌‌‍ ​‌‍‌​‌ ​‍‌‍‌‌‌‍ ‍​‍‌‌​ ‌‌‌​​‍‌‌ ‌‍‍ ‌‍‌‌‌ ‍‌​‍‌‌​ ​ ‌​‌​​‍‌‌​ ​ ‌​‌​​‍‌‌​ ​‍​ ​‍​ ‌ ​ ‌ ​ ‌‌‌‍​‌​ ‌‍‌‍‌​​ ‍‌‌‍​ ​ ‌ ‌‍‌‍​ ​‍​ ‌‌​‍‌‌​ ​‍​ ​‍​‍‌‌​ ‌‌‌​‌​​‍ ‍‌ ‌​‌‍‌‌‌ ‍​‌ ‌​​ ‌‍​‍‌‍​‌‌ ​ ‌‍‌‌‌‌‌‌‌ ​‍‌‍ ​​ ‌‌‍‍​‌ ‌​‌ ‌​‌ ​​​‍‌‌​ ​ ‌​​‌​‍‌‌​ ​‍‌​‌‍​‍‌‌​ ​‍‌​‌‍‌‍ ​‌‍ ‌‍​ ‌‍​‌‌‍ ​‌‍‍​‌‍ ‌ ​ ‌ ‌​​‍‌‌​ ​ ‌​​‌​ ​ ​ ​ ​ ​ ​ ​ ​‍‌‍‌‍‍‌‌‍‌​​ ‌​ ​‌‌‍‌​​ ​‌​ ​​‌‍​ ‌‍‌​​ ‍​​ ‌‍​‍ ‌‌‍​‌​ ‌‍​ ​ ​ ​‌​‍ ‌​ ‌​‌‍‌‍‌‍​‍​ ​‌​‍ ‌‌‍​‌​ ‌​‌‍‌‌‌‍‌​​‍ ‌​ ​‌​ ‌ ‌‍​‌​ ​‍‌‍​‌​ ​​​ ‌ ‌‍‌‍‌‍​‌​ ‌​​ ​​‌‍​‍​‍‌‍‌ ‌​‌ ‍‌‌ ​​‌‍‌‌​ ‌‌‍ ​‌‍‌‌‌‍‌ ‌‍​‌‌‍ ​‌‌​​‌‍​‌‌‍‌ ‌‍‌‌​‍‌‍‌ ​​‌‍​‌‌ ‌​‌‍‍​​ ‌‌‍​ ‌‍ ‌‍ ‍‌ ‌​‌‍‌‌‌‍ ‍‌ ‌​​‍‌‌​ ‌‌‌​​‍‌‌ ‌‍‍ ‌‍‌‌‌ ‍‌​‍‌‌​ ​ ‌​‌​​‍‌‌​ ​ ‌​‌​​‍‌‌​ ​‍​ ​‍‌‍​‍‌‍​ ​ ‌‍​ ‍​‌‍​‍​ ​ ​ ‍​‌‍‌​‌‍‌‌‌‍‌​​ ​ ​ ‌​​‍‌‌​ ​‍​ ​‍​‍‌‌​ ‌‌‌​‌​​‍ ‍‌‍​ ‌‍‍​‌‍‍‌‌‍ ​‌‍‌​‌ ​‍‌‍‌‌‌‍ ‍​‍‌‌​ ‌‌‌​​‍‌‌ ‌‍‍ ‌‍‌‌‌ ‍‌​‍‌‌​ ​ ‌​‌​​‍‌‌​ ​ ‌​‌​​‍‌‌​ ​‍​ ​‍​ ‌ ​ ‌ ​ ‌‌‌‍​‌​ ‌‍‌‍‌​​ ‍‌‌‍​ ​ ‌ ‌‍‌‍​ ​‍​ ‌‌​‍‌‌​ ​‍​ ​‍​‍‌‌​ ‌‌‌​‌​​‍ ‍‌ ‌​‌‍‌‌‌ ‍​‌ ‌​​‍‌‍‌ ​​‌‍‌‌‌ ​‍‌ ​ ‌ ​​‌‍‌‌‌‍​ ‌ ‌​‌‍‍‌‌ ‌‍‌‍‌‌​ ‌‌ ​​‌ ‌‌‌‍​‍‌‍ ​‌‍‍‌‌ ​ ‌‍‍​‌‍‌‌‌‍‌​​‍​‍‌ ‌